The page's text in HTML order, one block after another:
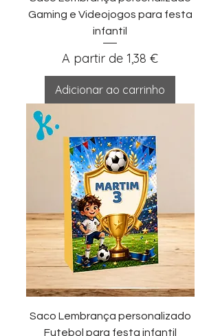
Gaming e Videojogos para festa
infantil
A partir de 1,38 €
Preço promocional
Adicionar ao carrinho
Saco Lembrança personalizado
Futebol para festa infantil